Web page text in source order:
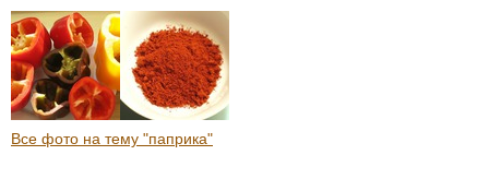
Все фото на тему "паприка"